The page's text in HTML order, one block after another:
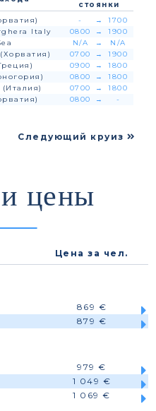
стоянки
- →
1700
Italy 0800 →
1900
N/A →
N/A
0700 →
1900
0900 →
1800
0800 →
1800
0700 →
1800
0800 → -
Следующий круиз
цены
Цена за чел.
869 €
879 €
979 €
1 049 €
1 069 €